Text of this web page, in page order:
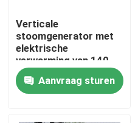
Huis
Producten
Verticale
stoomgenerator met
elektrische
verwarming van 140
kW
Aanvraag sturen